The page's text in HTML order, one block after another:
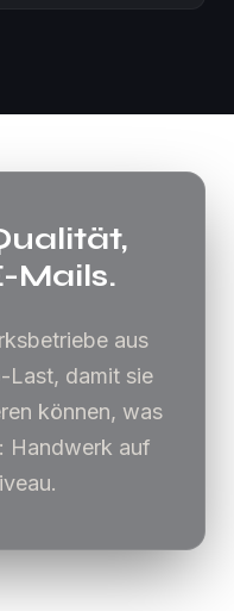
Mails.
aus
Last, damit sie
können, was
Handwerk auf